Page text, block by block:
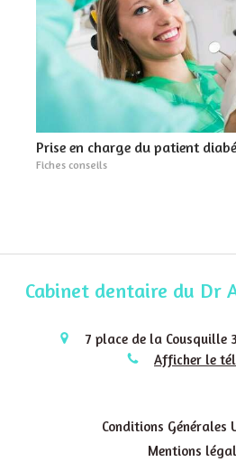
Prise en charge du patient
Fiches conseils
Cabinet dentaire du Dr
7 place de la Cousquille
Afficher le
Conditions Générales
Mentions